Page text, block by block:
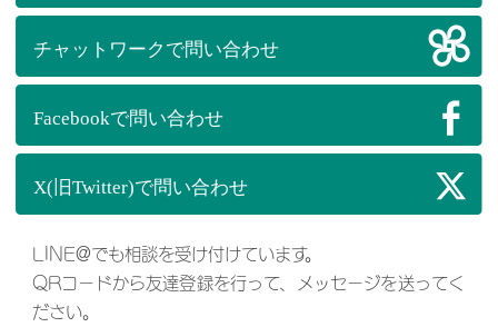
LINE@でも相談を受け付けています。
QRコードから友達登録を行って、メッセージを送ってく
ださい。